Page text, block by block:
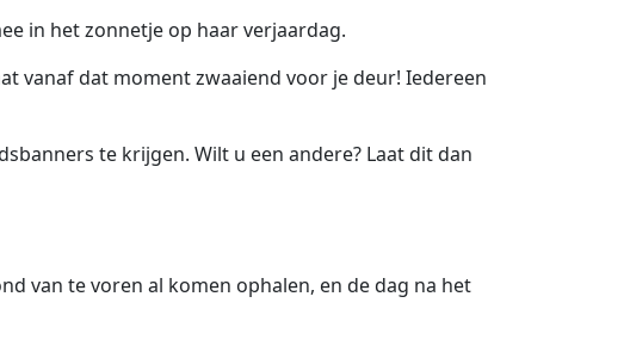
in het zonnetje op haar verjaardag.
vanaf dat moment zwaaiend voor je deur! Iedereen
te krijgen. Wilt u een andere? Laat dit dan
van te voren al komen ophalen, en de dag na het